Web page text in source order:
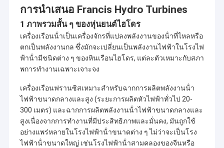
การนําเสนอ Francis Hydro Turbines
1 ภาพรวมสั้น ๆ ของหุ่นยนต์ไฮโดร
เครื่องเรือนน้ําเป็นเครื่องจักรที่แปลงพลังงานของน้ําที่ไหลหรือ
ตกเป็นพลังงานกล ซึ่งมักจะเปลี่ยนเป็นพลังงานไฟฟ้าในโรงไฟ
ฟ้าน้ํามีชนิดต่าง ๆ ของหินเรือนไฮโดร, แต่ละตัวเหมาะกับสภา
พการทํางานเฉพาะเจาะจง
เครื่องเรือนฟรานซิสเหมาะสําหรับฉากการผลิตพลังงานน้ํา
ไฟฟ้าขนาดกลางและสูง (ระยะการผลิตหัวไฟฟ้าทั่วไป 20-
300 เมตร) และฉากการผลิตพลังงานน้ําไฟฟ้าขนาดกลางและ
สูงเนื่องจากการทํางานที่มีประสิทธิภาพและมั่นคง, มันถูกใช้
อย่างแพร่หลายในโรงไฟฟ้าน้ําขนาดต่าง ๆ ไม่ว่าจะเป็นโรง
ไฟฟ้าน้ําขนาดใหญ่ เช่นโรงไฟฟ้าน้ําสามคลองของจีนหรือ